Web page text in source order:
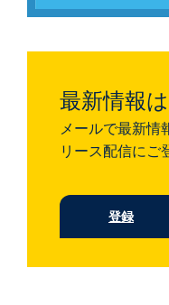
最新情報
メールで最新情
リース配信にご
登録